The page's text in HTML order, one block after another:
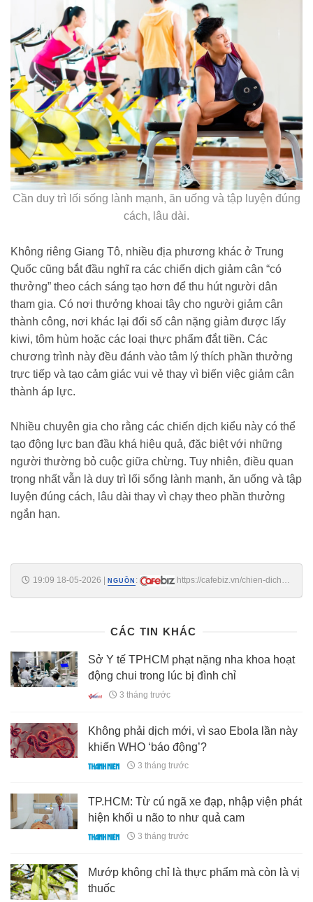
Cần duy trì lối sống lành mạnh, ăn uống và tập luyện đúng
cách, lâu dài.
Không riêng Giang Tô, nhiều địa phương khác ở Trung
Quốc cũng bắt đầu nghĩ ra các chiến dịch giảm cân “có
thưởng” theo cách sáng tạo hơn để thu hút người dân
tham gia. Có nơi thưởng khoai tây cho người giảm cân
thành công, nơi khác lại đổi số cân nặng giảm được lấy
kiwi, tôm hùm hoặc các loại thực phẩm đắt tiền. Các
chương trình này đều đánh vào tâm lý thích phần thưởng
trực tiếp và tạo cảm giác vui vẻ thay vì biến việc giảm cân
thành áp lực.
Nhiều chuyên gia cho rằng các chiến dịch kiểu này có thể
tạo động lực ban đầu khá hiệu quả, đặc biệt với những
người thường bỏ cuộc giữa chừng. Tuy nhiên, điều quan
trọng nhất vẫn là duy trì lối sống lành mạnh, ăn uống và tập
luyện đúng cách, lâu dài thay vì chạy theo phần thưởng
ngắn hạn.
19:09 18-05-2026 | NGUỒN :
https://cafebiz.vn/chien-dich-
CÁC TIN KHÁC
Sở Y tế TPHCM phạt nặng nha khoa hoạt
động chui trong lúc bị đình chỉ
3 tháng trước
Không phải dịch mới, vì sao Ebola lần này
khiến WHO ‘báo động’?
3 tháng trước
TP.HCM: Từ cú ngã xe đạp, nhập viện phát
hiện khối u não to như quả cam
3 tháng trước
Mướp không chỉ là thực phẩm mà còn là vị
thuốc